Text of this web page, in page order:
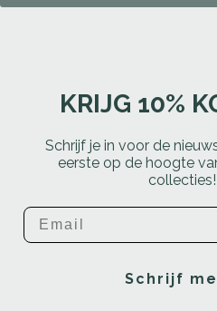
KRIJG 10%
Schrijf je in voor de
eerste op de hoogte
collecties!
Email
Schrijf